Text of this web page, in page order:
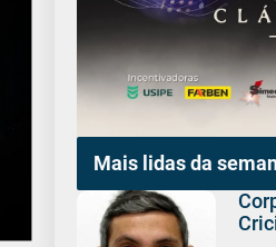
Mais lidas da